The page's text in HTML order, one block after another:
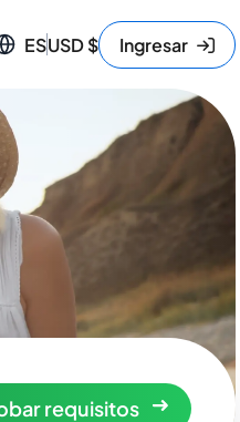
ESUSD$ Ingresar
requisitos